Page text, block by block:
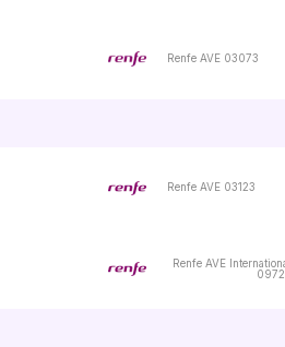
Renfe AVE 03073
Renfe AVE 03123
Renfe AVE